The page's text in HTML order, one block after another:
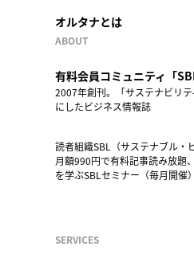
オルタナとは
ABOUT
有料会員コミュニティ「
2007年創刊。「サステナビリ
にしたビジネス情報誌
読者組織SBL（サステナブル・
月額990円で有料記事読み放題
を学ぶSBLセミナー（毎月開催
SERVICES